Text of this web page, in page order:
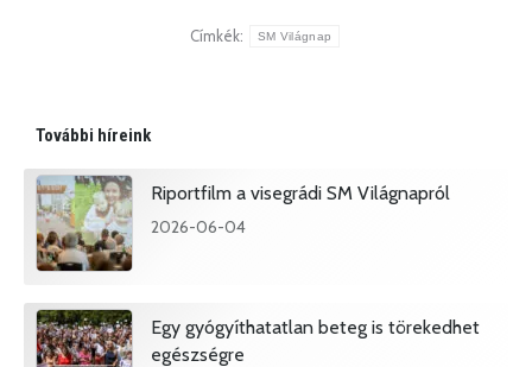
Címkék: SM Világnap
További híreink
Riportfilm a visegrádi SM Világnapról
2026-06-04
Egy gyógyíthatatlan beteg is törekedhet
egészségre